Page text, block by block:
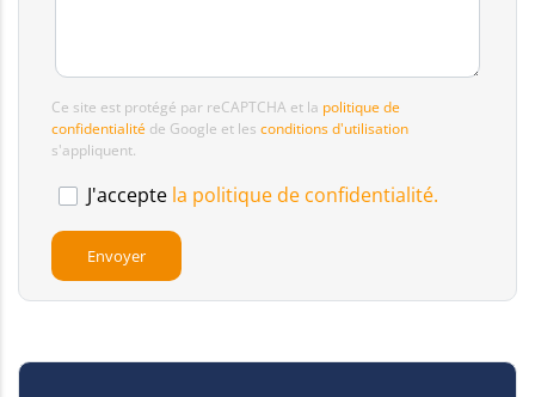
Ce site est protégé par reCAPTCHA et la politique de
confidentialité de Google et les conditions d'utilisation
s'appliquent.
J'accepte la politique de confidentialité.